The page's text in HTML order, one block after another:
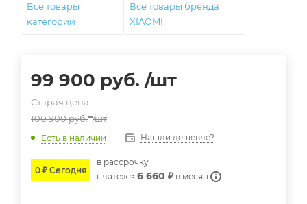
Все товары
категории
Все товары бренда
XIAOMI
99 900 руб. /шт
Старая цена
100 900руб. /шт
Есть в наличии Нашли дешевле?
0 ₽ Сегодня
в расcрочку
платеж ≈ 6 660 ₽ в месяц